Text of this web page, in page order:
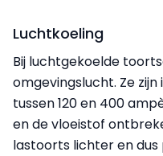
Luchtkoeling
Bij luchtgekoelde
omgevingslucht. Ze
tussen 120 en 400
en de vloeistof
lastoorts lichter en